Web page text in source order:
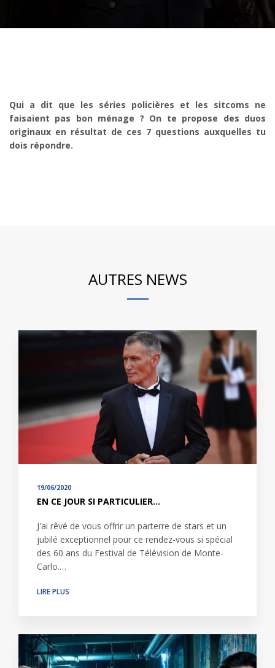
Qui a dit que les séries policières et les sitcoms ne
faisaient pas bon ménage ? On te propose des duos
originaux en résultat de ces 7 questions auxquelles tu
dois répondre.
AUTRES NEWS
19/06/2020
EN CE JOUR SI PARTICULIER...
J'ai rêvé de vous offrir un parterre de stars et un
jubilé exceptionnel pour ce rendez-vous si spécial
des 60 ans du Festival de Télévision de Monte-
Carlo.…
LIRE PLUS